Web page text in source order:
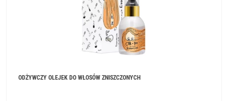
ODŻYWCZY OLEJEK DO WŁOSÓW ZNISZCZONYCH